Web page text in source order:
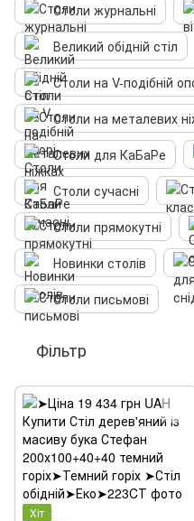
Столи журнальні
Великий обідній стіл
Столи на V-подібній
Столи на металевих
Столи для КаБаРе
Столи сучасні
Столи прямокутні
Новинки столів
Столи письмові
Фільтр
Хіт